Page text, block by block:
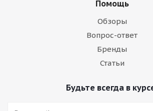
Помощь
Обзоры
Вопрос-ответ
Бренды
Статьи
Будьте всегда в